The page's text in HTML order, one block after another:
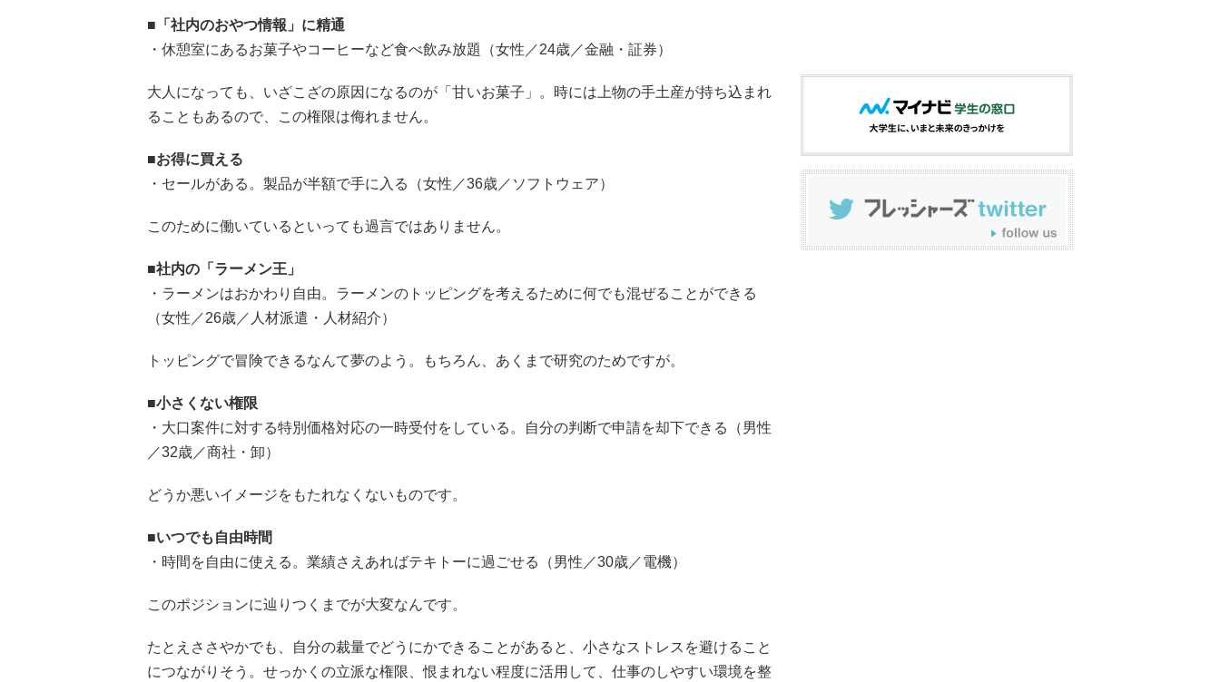
■「社内のおやつ情報」に精通
・休憩室にあるお菓子やコーヒーなど食べ飲み放題（女性／24歳／金融・証券）
大人になっても、いざこざの原因になるのが「甘いお菓子」。時には上物の手土産が持ち込まれ
ることもあるので、この権限は侮れません。
■お得に買える
・セールがある。製品が半額で手に入る（女性／36歳／ソフトウェア）
このために働いているといっても過言ではありません。
■社内の「ラーメン王」
・ラーメンはおかわり自由。ラーメンのトッピングを考えるために何でも混ぜることができる
（女性／26歳／人材派遣・人材紹介）
トッピングで冒険できるなんて夢のよう。もちろん、あくまで研究のためですが。
■小さくない権限
・大口案件に対する特別価格対応の一時受付をしている。自分の判断で申請を却下できる（男性
／32歳／商社・卸）
どうか悪いイメージをもたれなくないものです。
■いつでも自由時間
・時間を自由に使える。業績さえあればテキトーに過ごせる（男性／30歳／電機）
このポジションに辿りつくまでが大変なんです。
たとえささやかでも、自分の裁量でどうにかできることがあると、小さなストレスを避けること
につながりそう。せっかくの立派な権限、恨まれない程度に活用して、仕事のしやすい環境を整